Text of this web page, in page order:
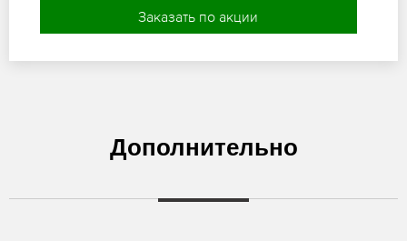
Заказать по акции
Дополнительно